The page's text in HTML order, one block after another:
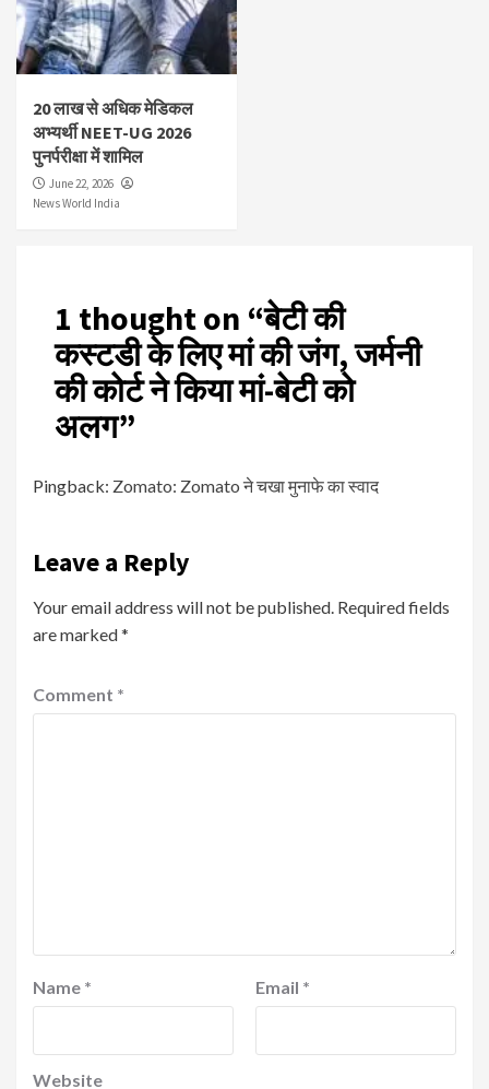
20 लाख से अधिक मेडिकल
अभ्यर्थी NEET-UG 2026
पुनर्परीक्षा में शामिल
June 22, 2026
News World India
1 thought on “बेटी की
कस्टडी के लिए मां की जंग, जर्मनी
की कोर्ट ने किया मां-बेटी को
अलग”
Pingback: Zomato: Zomato ने चखा मुनाफे का स्वाद
Leave a Reply
Your email address will not be published. Required fields
are marked*
Comment *
Name * Email *
Website